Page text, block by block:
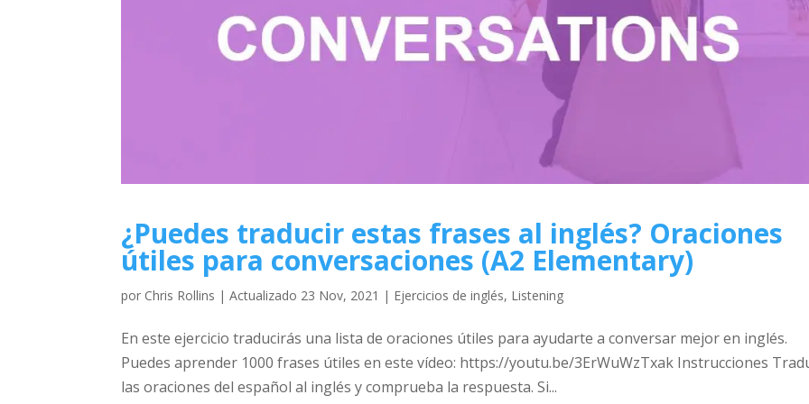
¿Puedes traducir estas frases al inglés? Oraciones
útiles para conversaciones (A2 Elementary)
por Chris Rollins |Actualizado 23 Nov, 2021 | Ejercicios de inglés, Listening
En este ejercicio traducirás una lista de oraciones útiles para ayudarte a conversar mejor en inglés.
Puedes aprender 1000 frases útiles en este vídeo: https://youtu.be/3ErWuWzTxak Instrucciones
las oraciones del español al inglés y comprueba la respuesta. Si...